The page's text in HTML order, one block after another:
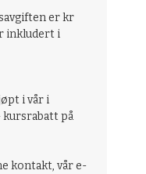
er kr
inkludert i
i vår i
kursrabatt på
kontakt, vår e-